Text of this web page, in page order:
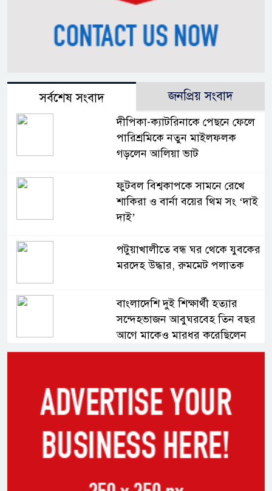
সর্বশেষ সংবাদ জনপ্রিয় সংবাদ
দীপিকা-ক্যাটরিনাকে পেছনে ফেলে
পারিশ্রমিকে নতুন মাইলফলক
গড়লেন আলিয়া ভাট
ফুটবল বিশ্বকাপকে সামনে রেখে
শাকিরা ও বার্না বয়ের থিম সং ‘দাই
দাই’
পটুয়াখালীতে বন্ধ ঘর থেকে যুবকের
মরদেহ উদ্ধার, রুমমেট পলাতক
বাংলাদেশি দুই শিক্ষার্থী হত্যার
সন্দেহভাজন আবুঘরবেহ তিন বছর
আগে মাকেও মারধর করেছিলেন
দুর্জয়কেও আলোচনায় আনতে
বললেন তামিম
বিএনপির প্রতি আস্থা হারাচ্ছি: